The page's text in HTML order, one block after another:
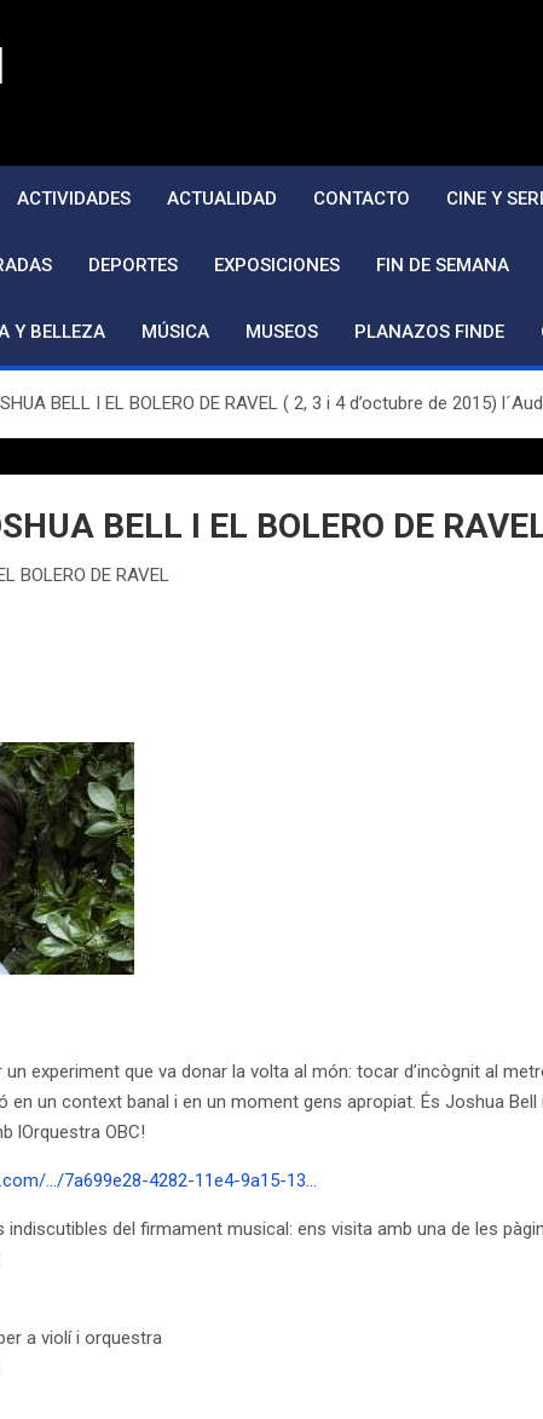
ACTIVIDADES ACTUALIDAD CONTACTO CINE Y
DEPORTES EXPOSICIONES FIN DE SEMANA
Y BELLEZA MÚSICA MUSEOS PLANAZOS FINDE
BELL I EL BOLERO DE RAVEL ( 2, 3 i 4 d’octubre de 2015)
BELL I EL BOLERO DE
BOLERO DE RAVEL
experiment que va donar la volta al món: tocar d’incògnit al
en un context banal i en un moment gens apropiat. És Joshua
lOrquestra OBC!
…/7a699e28-4282-11e4-9a15-13…
indiscutibles del firmament musical: ens visita amb una de les
a violí i orquestra